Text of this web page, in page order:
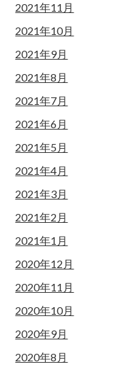
2021年11月
2021年10月
2021年9月
2021年8月
2021年7月
2021年6月
2021年5月
2021年4月
2021年3月
2021年2月
2021年1月
2020年12月
2020年11月
2020年10月
2020年9月
2020年8月